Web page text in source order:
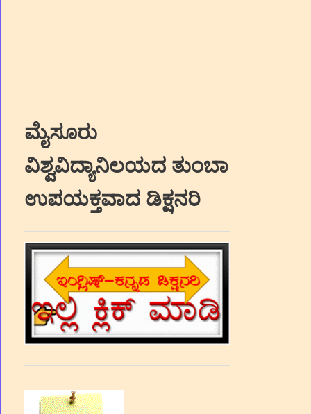
ಮೈಸೂರು
ವಿಶ್ವವಿದ್ಯಾನಿಲಯದ ತುಂಬಾ
ಉಪಯಕ್ತವಾದ ಡಿಕ್ಷನರಿ